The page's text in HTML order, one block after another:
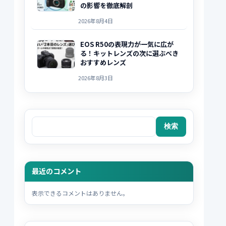
の影響を徹底解剖
2026年8月4日
EOS R50の表現力が一気に広が
る！キットレンズの次に選ぶべき
おすすめレンズ
2026年8月3日
検索
検索
最近のコメント
表示できるコメントはありません。